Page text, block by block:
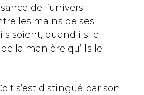
de l’univers
les mains de ses
soient, quand ils le
la manière qu’ils le
s’est distingué par son